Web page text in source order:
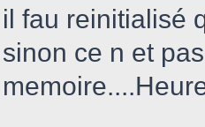
il fau reinitialisé
sinon ce n et